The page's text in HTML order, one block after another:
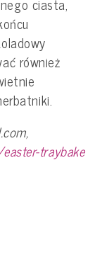
również
traybake